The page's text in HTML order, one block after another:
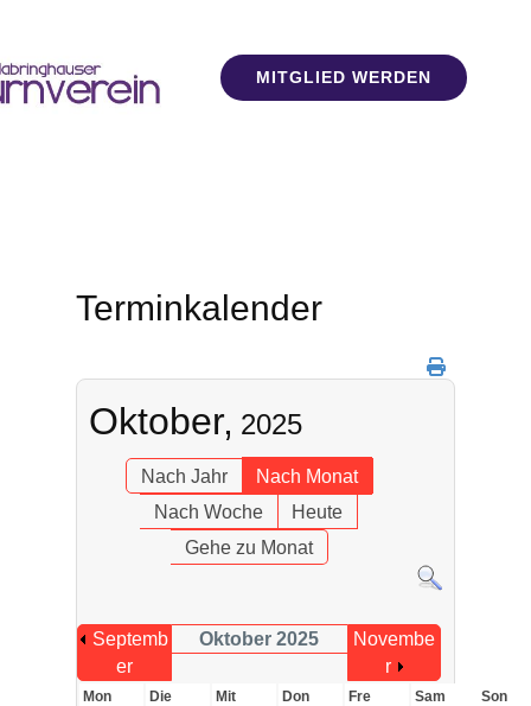
MITGLIED WERDEN
Terminkalender
Oktober, 2025
Nach Jahr
Nach Monat
Nach Woche
Heute
Gehe zu Monat
Septemb
er
Oktober 2025
Novembe
r
Mon Die Mit Don Fre Sam Son